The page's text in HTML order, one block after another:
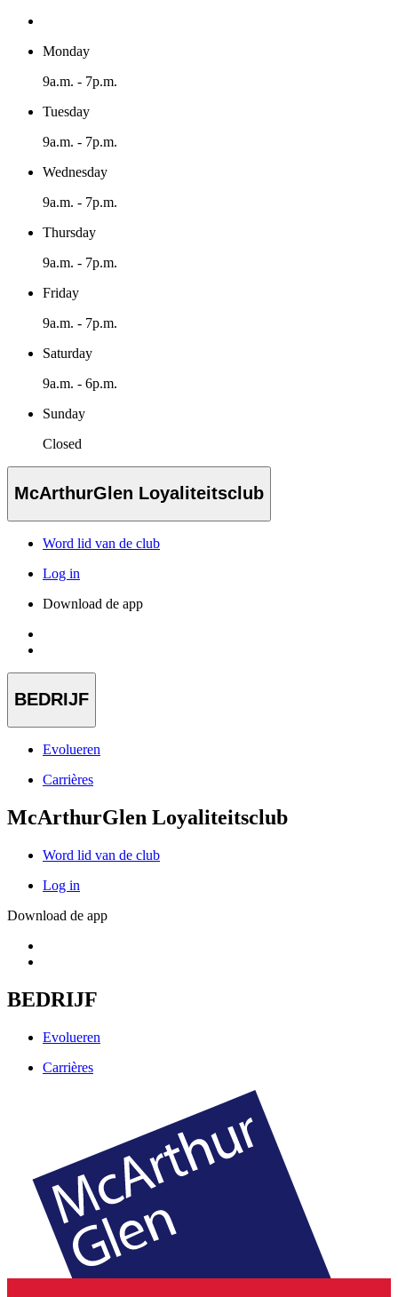
Monday
9a.m. - 7p.m.
Tuesday
9a.m. - 7p.m.
Wednesday
9a.m. - 7p.m.
Thursday
9a.m. - 7p.m.
Friday
9a.m. - 7p.m.
Saturday
9a.m. - 6p.m.
Sunday
Closed
McArthurGlen Loyaliteitsclub
Word lid van de club
Log in
Download de app
BEDRIJF
Evolueren
Carrières
McArthurGlen Loyaliteitsclub
Word lid van de club
Log in
Download de app
BEDRIJF
Evolueren
Carrières